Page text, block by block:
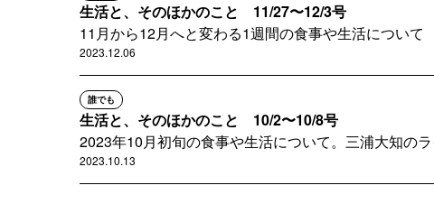
生活と、そのほかのこと 11/27〜12/3号
11月から12月へと変わる1週間の食事や生活について
2023.12.06
誰でも
生活と、そのほかのこと 10/2〜10/8号
2023年10月初旬の食事や生活について。三浦大知の
2023.10.13